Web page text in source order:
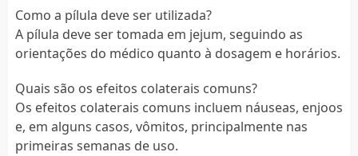
Como a pílula deve ser utilizada?
A pílula deve ser tomada em jejum, seguindo as
orientações do médico quanto à dosagem e horários.
Quais são os efeitos colaterais comuns?
Os efeitos colaterais comuns incluem náuseas, enjoos
e, em alguns casos, vômitos, principalmente nas
primeiras semanas de uso.